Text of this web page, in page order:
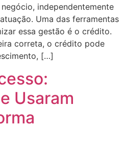
independentemente
Uma das ferramentas
essa gestão é o crédito.
correta, o crédito pode
[…]
Usaram